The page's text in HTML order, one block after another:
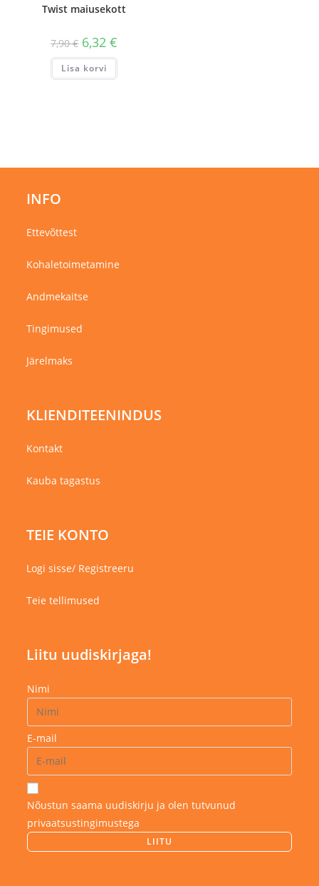
Twist maiusekott
7,90€ 6,32€
Lisa korvi
INFO
Ettevõttest
Kohaletoimetamine
Andmekaitse
Tingimused
Järelmaks
KLIENDITEENINDUS
Kontakt
Kauba tagastus
TEIE KONTO
Logi sisse/ Registreeru
Teie tellimused
Liitu uudiskirjaga!
Nimi
E-mail
Nõustun saama uudiskirju ja olen tutvunud
privaatsustingimustega